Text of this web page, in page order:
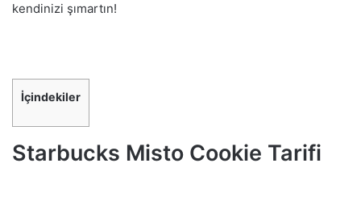
kendinizi şımartın!
İçindekiler
Starbucks Misto Cookie Tarifi